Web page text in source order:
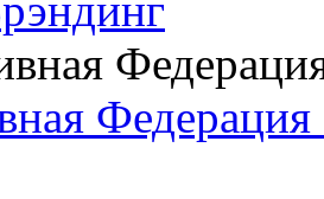
Федерация